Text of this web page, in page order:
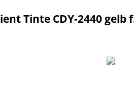
Tinte CDY-2440 gelb